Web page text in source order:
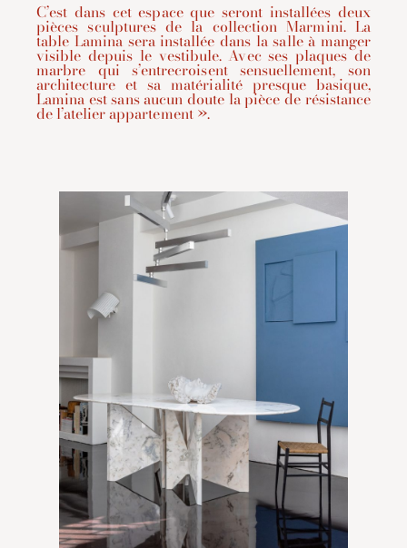
C’est dans cet espace que seront installées deux
pièces sculptures de la collection Marmini. La
table Lamina sera installée dans la salle à manger
visible depuis le vestibule. Avec ses plaques de
marbre qui s’entrecroisent sensuellement, son
architecture et sa matérialité presque basique,
Lamina est sans aucun doute la pièce de résistance
de l’atelier appartement ».